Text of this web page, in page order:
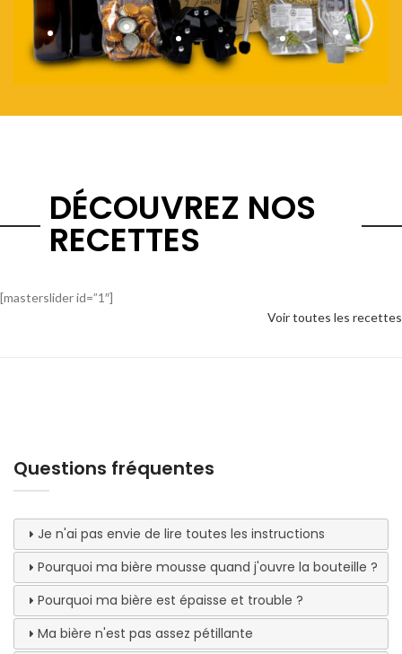
DÉCOUVREZ NOS
RECETTES
[masterslider id=”1″]
Voir toutes les recettes
Questions fréquentes
Je n'ai pas envie de lire toutes les instructions
Pourquoi ma bière mousse quand j'ouvre la bouteille ?
Pourquoi ma bière est épaisse et trouble ?
Ma bière n'est pas assez pétillante